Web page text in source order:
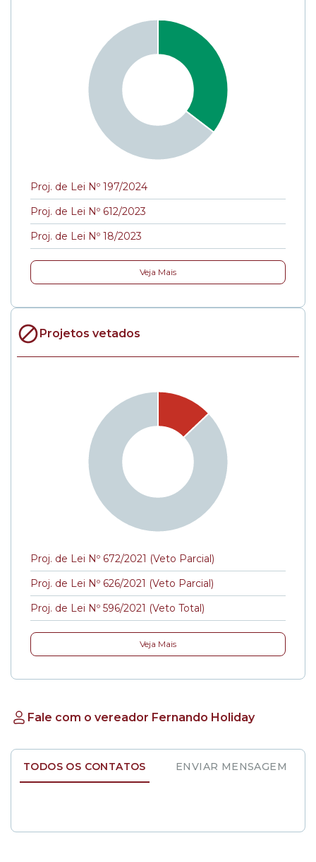
Proj. de Lei Nº 197/2024
Proj. de Lei Nº 612/2023
Proj. de Lei Nº 18/2023
Veja Mais
Projetos vetados
Proj. de Lei Nº 672/2021 (Veto Parcial)
Proj. de Lei Nº 626/2021 (Veto Parcial)
Proj. de Lei Nº 596/2021 (Veto Total)
Veja Mais
Fale com o vereador Fernando Holiday
TODOS OS CONTATOS ENVIAR MENSAGEM